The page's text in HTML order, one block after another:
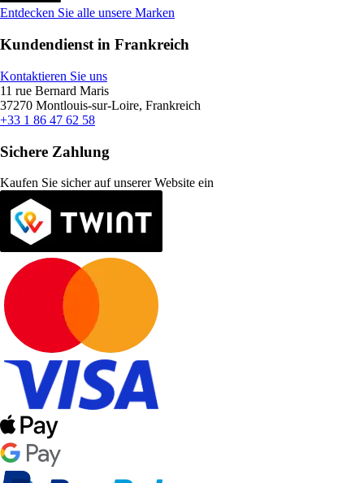
Entdecken Sie alle unsere Marken
Kundendienst in Frankreich
Kontaktieren Sie uns
11 rue Bernard Maris
37270 Montlouis-sur-Loire, Frankreich
+33 1 86 47 62 58
Sichere Zahlung
Kaufen Sie sicher auf unserer Website ein